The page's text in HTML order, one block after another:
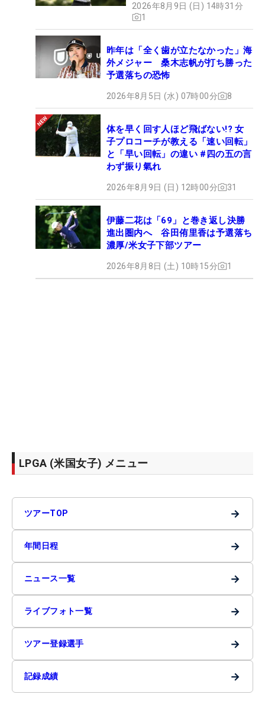
2026年8月9日 (日) 14時31分
1
昨年は「全く歯が立たなかった」海
外メジャー 桑木志帆が打ち勝った
予選落ちの恐怖
2026年8月5日 (水) 07時00分 8
体を早く回す人ほど飛ばない!? 女
子プロコーチが教える「速い回転」
と「早い回転」の違い #四の五の言
わず振り氣れ
2026年8月9日 (日) 12時00分 31
伊藤二花は「69」と巻き返し決勝
進出圏内へ 谷田侑里香は予選落ち
濃厚/米女子下部ツアー
2026年8月8日 (土) 10時15分 1
LPGA (米国女子) メニュー
ツアーTOP →
年間日程 →
ニュース一覧 →
ライブフォト一覧 →
ツアー登録選手 →
記録成績 →